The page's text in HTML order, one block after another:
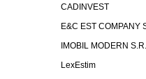
CADINVEST
E&C EST COMPANY
IMOBIL MODERN
LexEstim